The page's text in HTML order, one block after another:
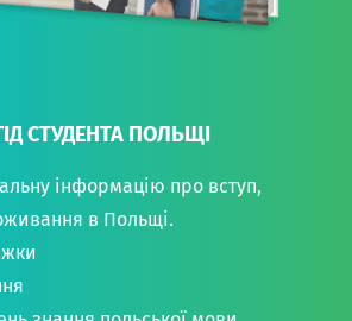
СТУДЕНТА ПОЛЬЩІ
інформацію про вступ,
в Польщі.